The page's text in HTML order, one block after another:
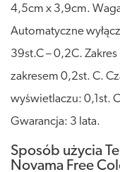
4,5cm x 3,9cm.
Automatyczne
39st.C – 0,2C.
zakresem 0,2st. C.
wyświetlaczu: 0,1st.
Gwarancja: 3 lata.
Sposób użycia
Novama Free